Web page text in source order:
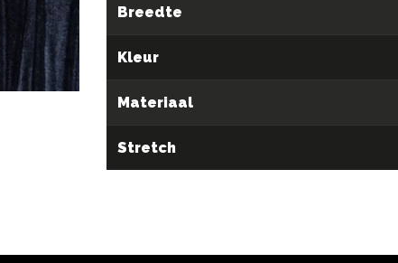
Breedte
Kleur
Materiaal
Stretch